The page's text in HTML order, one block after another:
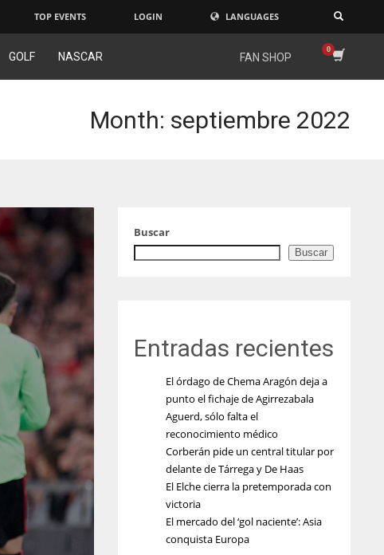
TOP EVENTS LOGIN LANGUAGES
GOLF NASCAR FAN SHOP
Month: septiembre 2022
Buscar
Buscar
Entradas recientes
El órdago de Chema Aragón deja a
punto el fichaje de Agirrezabala
Aguerd, sólo falta el
reconocimiento médico
Corberán pide un central titular por
delante de Tárrega y De Haas
El Elche cierra la pretemporada con
victoria
El mercado del ‘gol naciente’: Asia
conquista Europa